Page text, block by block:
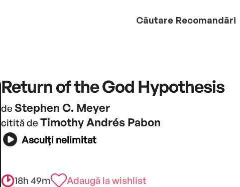
Căutare Recomandări
Return of the God Hypothesis
de Stephen C. Meyer
citită de Timothy Andrés Pabon
Asculți nelimitat
18h 49m Adaugă la wishlist